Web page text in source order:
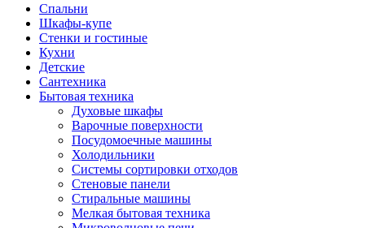
Спальни
Шкафы-купе
Стенки и гостиные
Кухни
Детские
Сантехника
Бытовая техника
Духовые шкафы
Варочные поверхности
Посудомоечные машины
Холодильники
Системы сортировки отходов
Стеновые панели
Стиральные машины
Мелкая бытовая техника